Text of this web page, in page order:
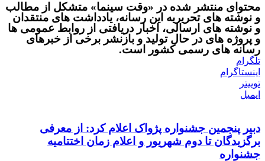
محتوای منتشر شده در «وقت سینما» متشکل از مطالب
و نوشته های تحریریه این رسانه، یادداشت های منتقدان
و نوشته های ارسالی، اخبار دریافتی از روابط عمومی ها
و پروژه های در حال تولید و بازنشر برخی از خبرهای
رسانه های رسمی کشور است.
تلگرام
اینستاگرام
توییتر
ایمیل
دبیر پنجمین جشنواره پژواک اعلام کرد: از معرفی
برگزیدگان تا دوم شهریور و اعلام زمان اختتامیه
جشنواره